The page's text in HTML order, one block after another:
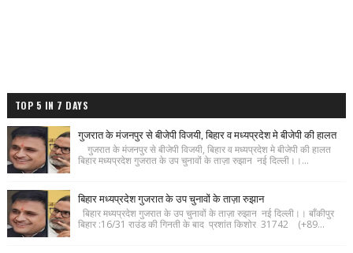
TOP 5 IN 7 DAYS
गुजरात के मंजनपुर से बीजेपी विजयी, बिहार व मध्यप्रदेश मे बीजेपी की हालत
गुजरात के मंजनपुर से बीजेपी विजयी, बिहार व मध्यप्रदेश मे बीजेपी की हालत
बिहार मध्यप्रदेश गुजरात के उप चुनावों के ताज़ा रुझान नई दिल्ली।।...
बिहार मध्यप्रदेश गुजरात के उप चुनावों के ताज़ा रुझान
बिहार मध्यप्रदेश गुजरात के उप चुनावों के ताज़ा रुझान नई दिल्ली।। बाँकीपुर
बिहार :16/31 राउंड की गिनती के बाद प्रशांत किशोर 31742 (+89...